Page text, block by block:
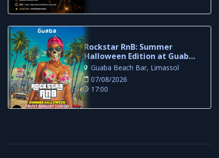
Rockstar RnB: Summer
Halloween Edition at Guaba
Beach Bar
Guaba Beach Bar, Limassol
07/08/2026
17:00